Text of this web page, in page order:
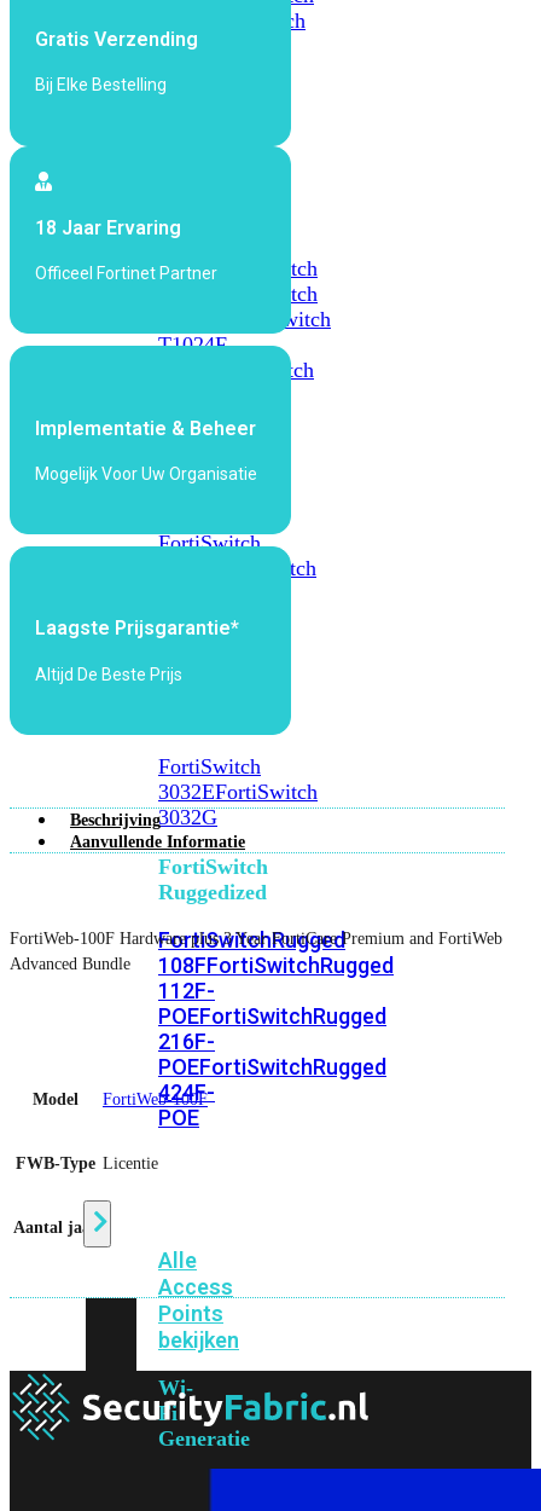
FortiSwitch
648F-
FortiSwitch
1024EFortiSwitch
FortiSwitch
FortiSwitch
T1024F-
FortiSwitch
2000
FortiSwitch
FortiSwitch
B2F
FortiSwitch
FortiSwitch
3032EFortiSwitch
3032G
FortiSwitch
Ruggedized
FortiSwitchRugged
108FFortiSwitchRugged
112F-
POEFortiSwitchRugged
216F-
POEFortiSwitchRugged
424F-
POE
Alle
Access
Points
bekijken
Wi-
Fi
Generatie
Gratis Verzending
Bij Elke Bestelling
18 Jaar Ervaring
Officeel Fortinet Partner
Implementatie & Beheer
Mogelijk Voor Uw Organisatie
Laagste Prijsgarantie*
Altijd De Beste Prijs
Beschrijving
Aanvullende Informatie
FortiWeb-100F Hardware plus 3 Year FortiCare Premium and FortiWeb
Advanced Bundle
Model FortiWeb-100F
FWB-Type Licentie
Aantal jaar 3